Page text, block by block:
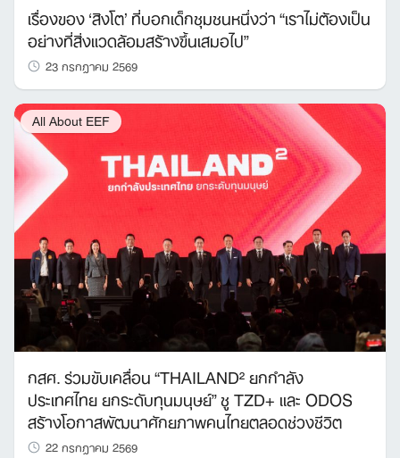
เรื่องของ ‘สิงโต’ ที่บอกเด็กชุมชนหนึ่งว่า “เราไม่ต้องเป็น
อย่างที่สิ่งแวดล้อมสร้างขึ้นเสมอไป”
23 กรกฎาคม 2569
All About EEF
กสศ. ร่วมขับเคลื่อน “THAILAND² ยกกำลัง
ประเทศไทย ยกระดับทุนมนุษย์” ชู TZD+ และ ODOS
สร้างโอกาสพัฒนาศักยภาพคนไทยตลอดช่วงชีวิต
22 กรกฎาคม 2569